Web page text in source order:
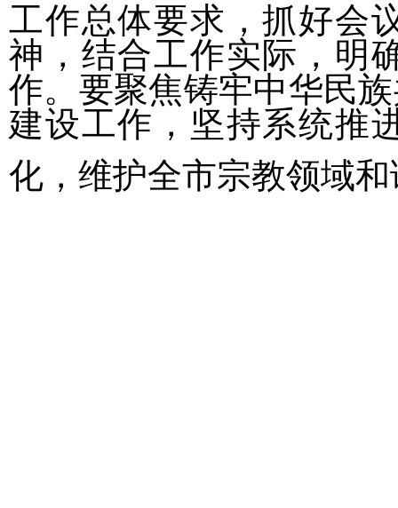
工作总体要求，抓好会
神，结合工作实际，明
作。要聚焦铸牢中华民
建设工作，坚持系统推
化，维护全市宗教领域